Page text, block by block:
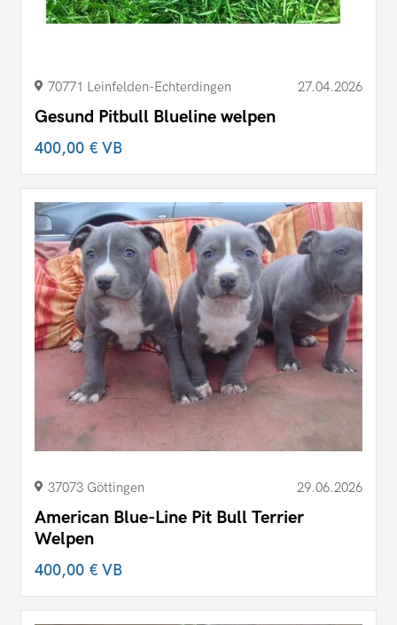
70771 Leinfelden-Echterdingen 27.04.2026
Gesund Pitbull Blueline welpen
400,00 €VB
37073 Göttingen 29.06.2026
American Blue-Line Pit Bull Terrier
Welpen
400,00 €VB